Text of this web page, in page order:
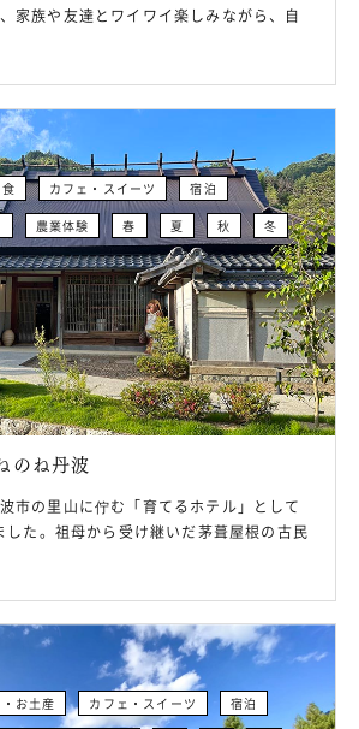
家族や友達とワイワイ楽しみながら、自
のね丹波
市の里山に佇む「育てるホテル」として
た。祖母から受け継いだ茅葺屋根の古民
カフェ・スイーツ 宿泊
農業体験 春 夏 秋 冬
お土産 カフェ・スイーツ 宿泊